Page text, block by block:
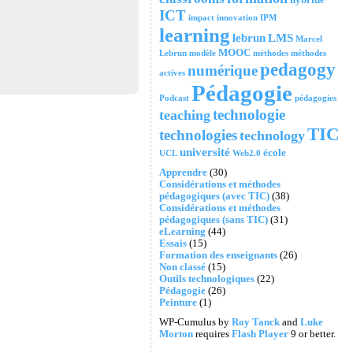
ICT impact innovation IPM
learning lebrunLMS Marcel
Lebrun modèle MOOC méthodes méthodes
actives numériquepedagogy
Podcast Pédagogie pédagogies
teachingtechnologie
technologiestechnologyTIC
UCL université Web2.0 école
Apprendre(30)
Considérations et méthodes
pédagogiques (avec TIC)(38)
Considérations et méthodes
pédagogiques (sans TIC)(31)
eLearning (44)
Essais(15)
Formation des enseignants(26)
Non classé(15)
Outils technologiques(22)
Pédagogie(26)
Peinture(1)
WP-Cumulus by Roy Tanckand Luke
Mortonrequires Flash Player9 or better.